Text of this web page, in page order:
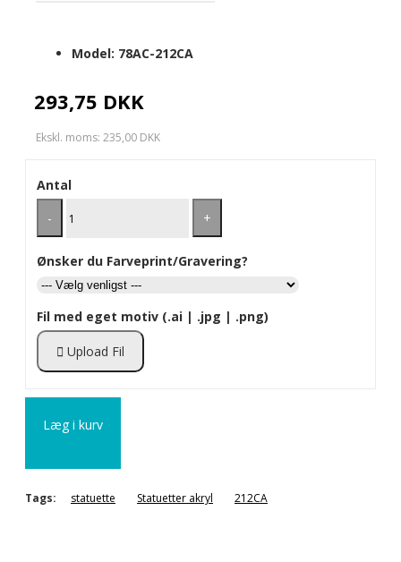
293,75 DKK
Ekskl. moms: 235,00 DKK
Model: 78AC-212CA
Antal
-
+
Ønsker du Farveprint/Gravering?
Fil med eget motiv (.ai | .jpg | .png)
Upload Fil
Læg i kurv
Tags: statuette Statuetter akryl 212CA